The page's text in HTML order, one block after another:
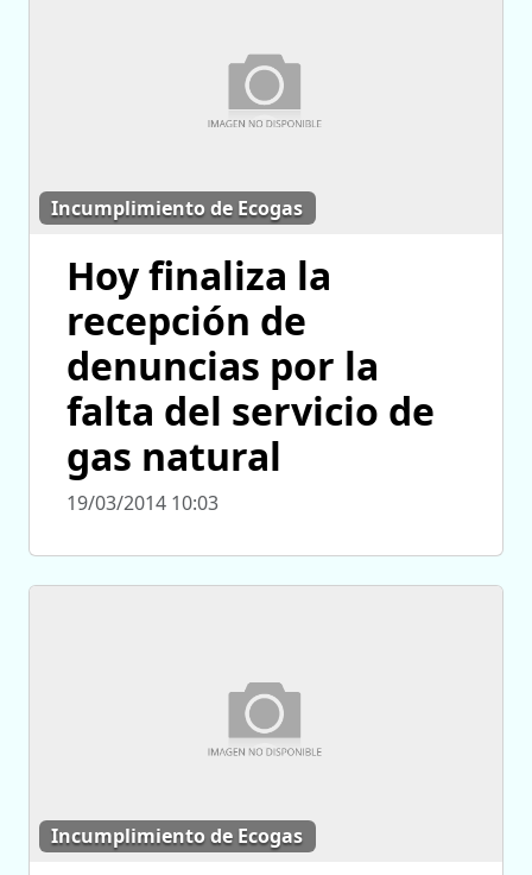
Incumplimiento de Ecogas
Hoy finaliza la
recepción de
denuncias por la
falta del servicio de
gas natural
19/03/2014 10:03
Incumplimiento de Ecogas